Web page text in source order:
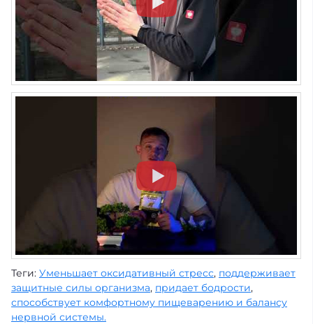
Теги: Уменьшает оксидативный стресс, поддерживает
защитные силы организма, придает бодрости,
способствует комфортному пищеварению и балансу
нервной системы.